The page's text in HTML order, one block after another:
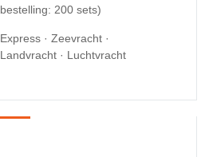
bestelling: 200 sets)
Express · Zeevracht ·
Landvracht · Luchtvracht